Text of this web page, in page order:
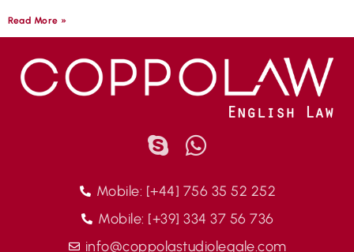
Read More »
Mobile: [+44] 756 35 52 252
Mobile: [+39] 334 37 56 736
info@coppolastudiolegale.com